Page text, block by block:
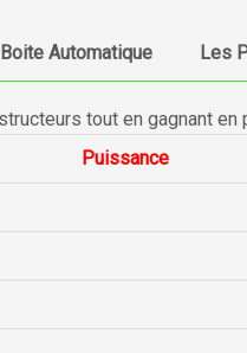
Boite Automatique Les
tout en gagnant
Puissance